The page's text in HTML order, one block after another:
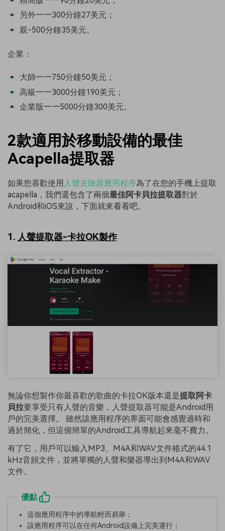
另外——300分鐘27美元；
親-500分鐘35美元。
企業：
大師——750分鐘50美元；
高級——3000分鐘190美元；
企業版——5000分鐘300美元。
2款適用於移動設備的最佳
Acapella提取器
如果您喜歡使用 人聲去除器應用程序為了在您的手機上提取
acapella，我們還包含了兩個最佳阿卡貝拉提取器對於
Android和iOS來說，下面就來看看吧。
1. 人聲提取器-卡拉OK製作
無論你想製作你最喜歡的歌曲的卡拉OK版本還是提取阿卡
貝拉要享受只有人聲的音樂，人聲提取器可能是Android用
戶的完美選擇。 雖然該應用程序的界面可能會感覺過時和
過於簡化，但這個簡單的Android工具導航起來毫不費力。
有了它，用戶可以輸入MP3、M4A和WAV文件格式的44.1
kHz音頻文件，並將單獨的人聲和樂器導出到M4A和WAV
文件。
優點
這個應用程序中的導航輕而易舉；
該應用程序可以在任何Android設備上完美運行；